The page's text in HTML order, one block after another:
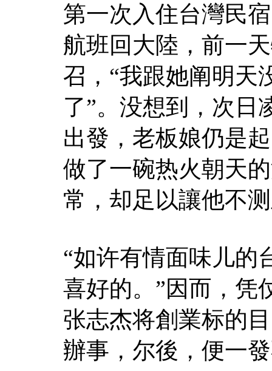
第一次入住台灣民
航班回大陸，前一
召，“我跟她阐明天
了”。没想到，次日
出發，老板娘仍是
做了一碗热火朝天
常，却足以讓他不
“如许有情面味儿的
喜好的。”因而，凭
张志杰将創業标的
辦事，尔後，便一